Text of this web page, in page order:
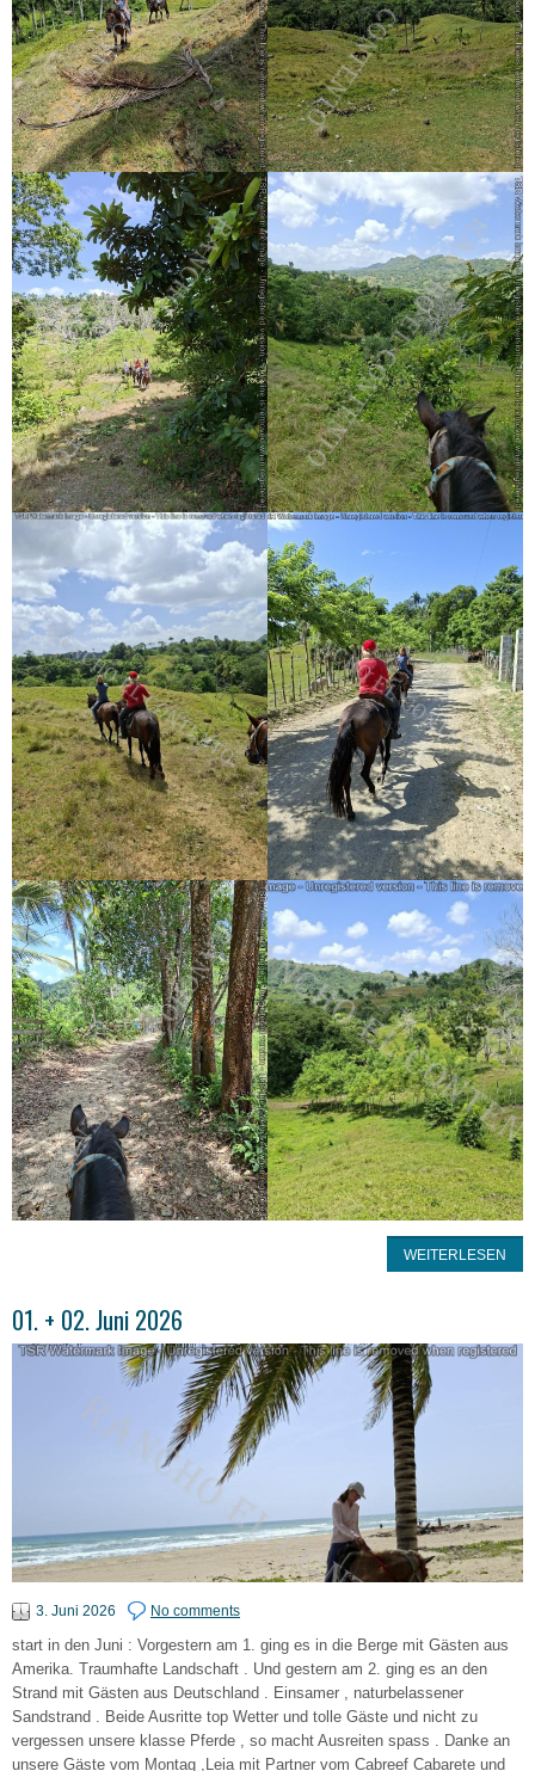
WEITERLESEN
01. + 02. Juni 2026
3. Juni 2026 No comments
start in den Juni : Vorgestern am 1. ging es in die Berge mit Gästen aus
Amerika. Traumhafte Landschaft . Und gestern am 2. ging es an den
Strand mit Gästen aus Deutschland . Einsamer , naturbelassener
Sandstrand . Beide Ausritte top Wetter und tolle Gäste und nicht zu
vergessen unsere klasse Pferde , so macht Ausreiten spass . Danke an
unsere Gäste vom Montag ,Leia mit Partner vom Cabreef Cabarete und